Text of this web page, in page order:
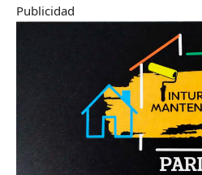
Publicidad